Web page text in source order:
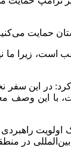
حمایت
است، زیرا ما
در این سفر
یک اولویت
در